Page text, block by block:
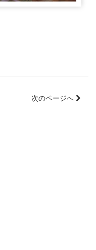
次のページへ